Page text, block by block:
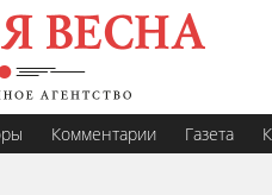
Комментарии Газета